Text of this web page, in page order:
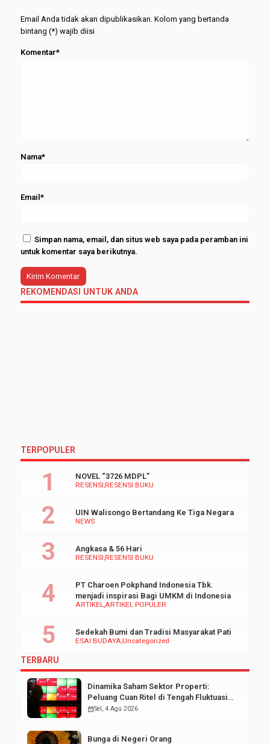
Email Anda tidak akan dipublikasikan. Kolom yang bertanda
bintang (*) wajib diisi
Komentar*
Nama*
Email*
Simpan nama, email, dan situs web saya pada peramban ini
untuk komentar saya berikutnya.
REKOMENDASI UNTUK ANDA
TERPOPULER
RESENSI RESENSI BUKU
NOVEL “3726 MDPL”
NEWS
UIN Walisongo Bertandang Ke Tiga Negara
RESENSI RESENSI BUKU
Angkasa & 56 Hari
ARTIKEL ARTIKEL POPULER
PT Charoen Pokphand Indonesia Tbk.
menjadi inspirasi Bagi UMKM di Indonesia
ESAI BUDAYA Uncategorized
Sedekah Bumi dan Tradisi Masyarakat Pati
TERBARU
Dinamika Saham Sektor Properti:
Peluang Cuan Ritel di Tengah Fluktuasi
Pasar Modal
calendar_monthSel, 4 Agu 2026
Bunga di Negeri Orang